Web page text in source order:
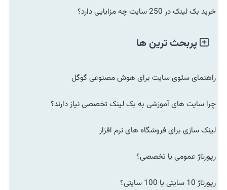
خرید بک لینک در 250 سایت چه مزایایی دارد؟
پربحث ترین ها
راهنمای سئوی سایت برای هوش مصنوعی گوگل
چرا سایت های آموزشی به بک لینک تخصصی نیاز دارند؟
لینک سازی برای فروشگاه های نرم افزار
رپورتاژ عمومی یا تخصصی؟
رپورتاژ 10 سایتی یا 100 سایتی؟